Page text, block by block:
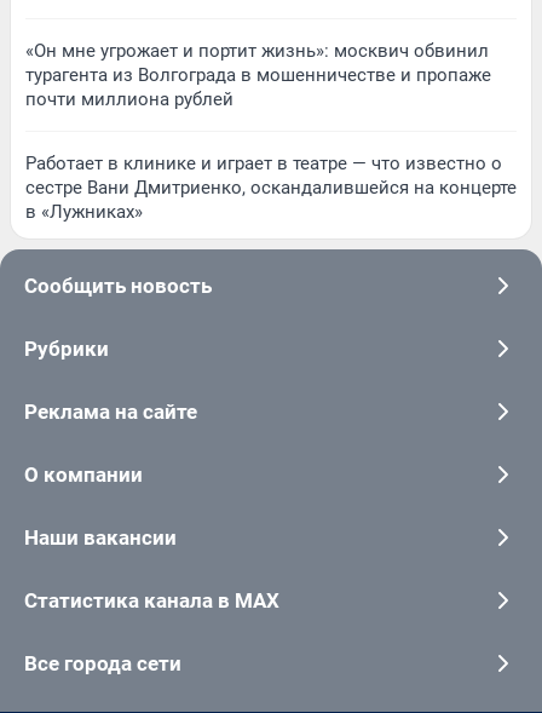
«Он мне угрожает и портит жизнь»: москвич обвинил
турагента из Волгограда в мошенничестве и пропаже
почти миллиона рублей
Работает в клинике и играет в театре — что известно о
сестре Вани Дмитриенко, оскандалившейся на концерте
в «Лужниках»
Сообщить новость
Рубрики
Реклама на сайте
О компании
Наши вакансии
Статистика канала в MAX
Все города сети